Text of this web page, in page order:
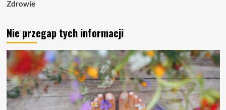
Zdrowie
Nie przegap tych informacji